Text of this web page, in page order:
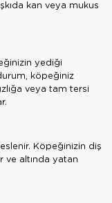
kan veya mukus
yediği
köpeğiniz
veya tam tersi
Köpeğinizin diş
ve altında yatan